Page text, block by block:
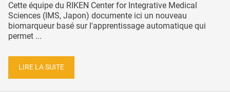
Cette équipe du RIKEN Center for Integrative Medical
Sciences (IMS, Japon) documente ici un nouveau
biomarqueur basé sur l'apprentissage automatique qui
permet ...
LIRE LA SUITE